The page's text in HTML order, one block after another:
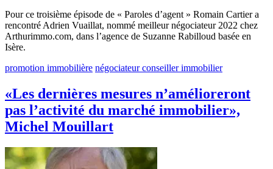
Pour ce troisième épisode de « Paroles d’agent » Romain Cartier a
rencontré Adrien Vuaillat, nommé meilleur négociateur 2022 chez
Arthurimmo.com, dans l’agence de Suzanne Rabilloud basée en
Isère.
promotion immobilière négociateur conseiller immobilier
«Les dernières mesures n’amélioreront
pas l’activité du marché immobilier»,
Michel Mouillart